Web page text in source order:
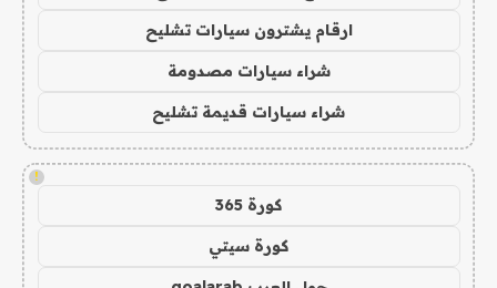
ارقام يشترون سيارات تشليح
شراء سيارات مصدومة
شراء سيارات قديمة تشليح
!
كورة 365
كورة سيتي